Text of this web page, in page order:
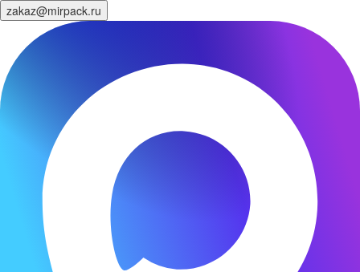
zakaz@mirpack.ru